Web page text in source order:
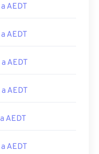
AEDT
AEDT
AEDT
AEDT
AEDT
AEDT